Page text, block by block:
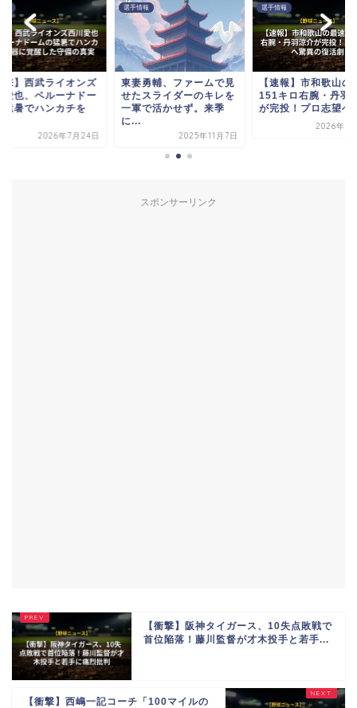
撃】西武ライオンズ
愛也、ベルーナドー
猛暑でハンカチを
2026年7月24日
選手情報
東妻勇輔、ファームで見
せたスライダーのキレを
一軍で活かせず。来季
に...
2025年11月7日
選手情報
【速報】市和歌山の
151キロ右腕・丹羽
が完投！プロ志望へ
2026年7
スポンサーリンク
【衝撃】阪神タイガース、10失点敗戦で
首位陥落！藤川監督が才木投手と若手...
【衝撃】西嶋一記コーチ「100マイルの